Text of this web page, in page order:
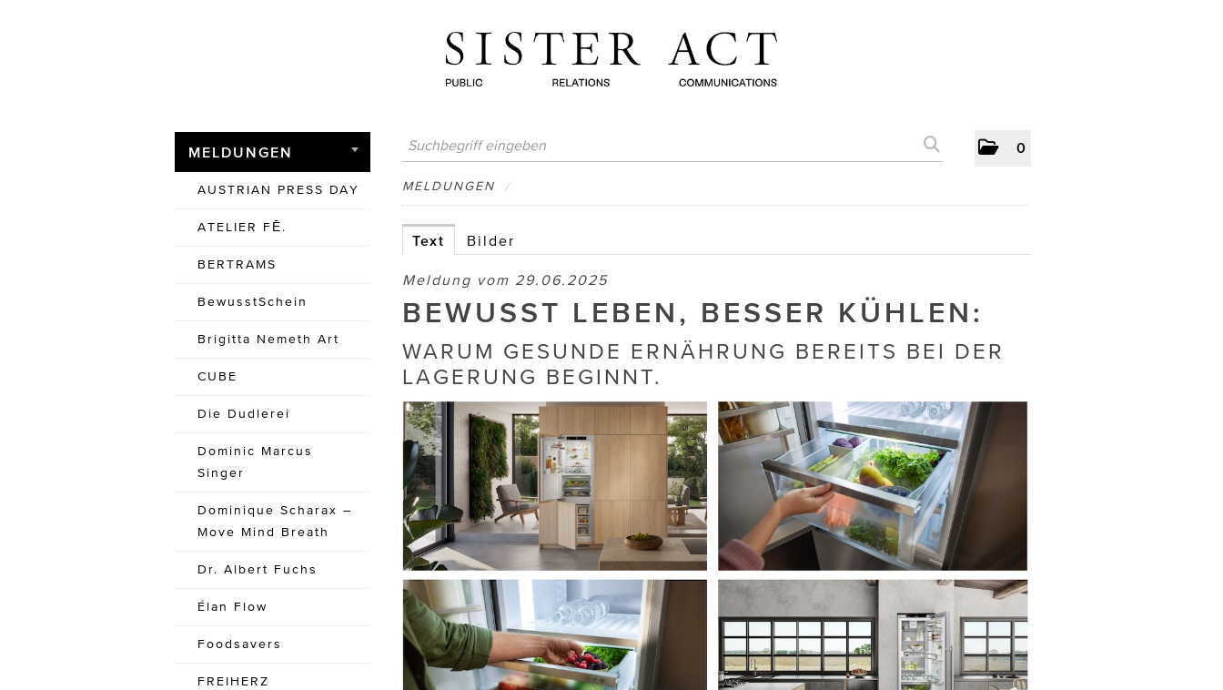
0
MELDUNGEN
AUSTRIAN PRESS DAY
ATELIER FĒ.
BERTRAMS
BewusstSchein
Brigitta Nemeth Art
CUBE
Die Dudlerei
Dominic Marcus
Singer
Dominique Scharax –
Move Mind Breath
Dr. Albert Fuchs
Élan Flow
Foodsavers
FREIHERZ
MELDUNGEN /
Text Bilder
Meldung vom 29.06.2025
BEWUSST LEBEN, BESSER KÜHLEN:
WARUM GESUNDE ERNÄHRUNG BEREITS BEI DER
LAGERUNG BEGINNT.